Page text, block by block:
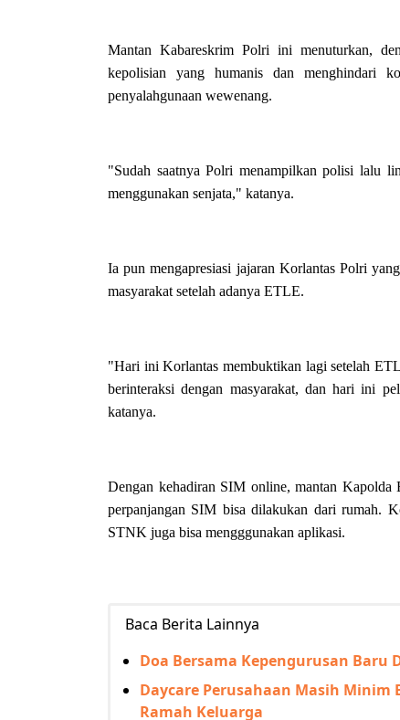
Mantan Kabareskrim Polri ini menuturkan,
kepolisian yang humanis dan menghindari
penyalahgunaan wewenang.
"Sudah saatnya Polri menampilkan polisi lalu
menggunakan senjata," katanya.
Ia pun mengapresiasi jajaran Korlantas Polri
masyarakat setelah adanya ETLE.
"Hari ini Korlantas membuktikan lagi setelah
berinteraksi dengan masyarakat, dan hari ini
katanya.
Dengan kehadiran SIM online, mantan Kapolda
perpanjangan SIM bisa dilakukan dari rumah.
STNK juga bisa mengggunakan aplikasi.
Baca Berita Lainnya
Doa Bersama Kepengurusan Baru
Daycare Perusahaan Masih Minim
Ramah Keluarga